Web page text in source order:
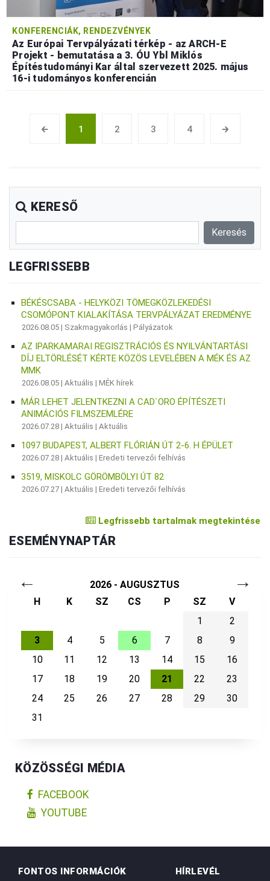
KONFERENCIÁK, RENDEZVÉNYEK
Az Európai Tervpályázati térkép - az ARCH-E
Projekt - bemutatása a 3. ÓU Ybl Miklós
Építéstudományi Kar által szervezett 2025. május
16-i tudományos konferencián
🡰 1 2 3 4 🡲
KERESŐ
LEGFRISSEBB
BÉKÉSCSABA - HELYKÖZI TÖMEGKÖZLEKEDÉSI
CSOMÓPONT KIALAKÍTÁSA TERVPÁLYÁZAT EREDMÉNYE
2026.08.05 | Szakmagyakorlás | Pályázatok
AZ IPARKAMARAI REGISZTRÁCIÓS ÉS NYILVÁNTARTÁSI
DÍJ ELTÖRLÉSÉT KÉRTE KÖZÖS LEVELÉBEN A MÉK ÉS AZ
MMK
2026.08.05 | Aktuális | MÉK hírek
MÁR LEHET JELENTKEZNI A CAD`ORO ÉPÍTÉSZETI
ANIMÁCIÓS FILMSZEMLÉRE
2026.07.28 | Aktuális | Aktuális
1097 BUDAPEST, ALBERT FLÓRIÁN ÚT 2-6. H ÉPÜLET
2026.07.28 | Aktuális | Eredeti tervezői felhívás
3519, MISKOLC GÖRÖMBÖLYI ÚT 82
2026.07.27 | Aktuális | Eredeti tervezői felhívás
Legfrissebb tartalmak megtekintése
ESEMÉNYNAPTÁR
← 2026 - AUGUSZTUS →
H K SZ CS P SZ
V
1
2
3
4 5 6 7 8
9
10
11 12 13 14 15
16
17
18 19 20 21 22
23
24
25 26 27 28 29
30
31
KÖZÖSSÉGI MÉDIA
FACEBOOK
YOUTUBE
FONTOS INFORMÁCIÓK HÍRLEVÉL